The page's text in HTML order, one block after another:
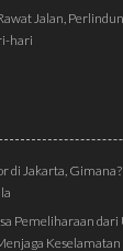
Jalan,
hari
di Jakarta, Gimana?
Pemeliharaan dari
Keselamatan